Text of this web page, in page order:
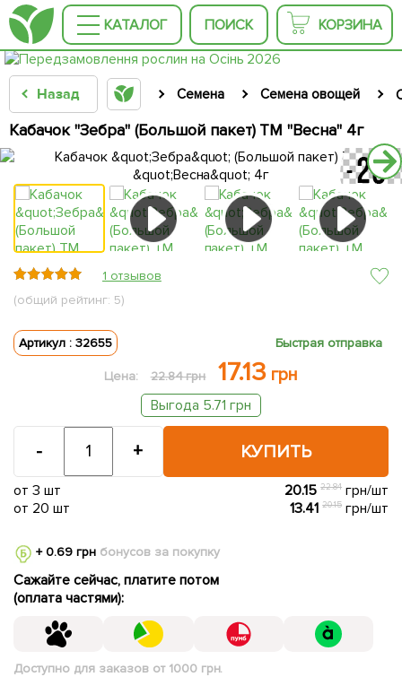
КАТАЛОГ ПОИСК КОРЗИНА
Назад Семена Семена овощей
Кабачок "Зебра" (Большой пакет) ТМ "Весна" 4г
1 отзывов
(общий рейтинг: 5)
Артикул : 32655 Быстрая отправка
Цена: 22.84 грн 17.13 грн
Выгода 5.71 грн
КУПИТЬ
- +
от 3 шт 20.1522.84 грн/шт
от 20 шт
13.4120.15 грн/шт
+ 0.69 грнбонусов за покупку
Сажайте сейчас, платите потом
(оплата частями):
Доступно для заказов от 1000 грн.